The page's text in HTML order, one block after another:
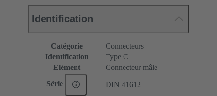
Identification
Catégorie
Connecteurs
Identification
Type C
Elément
Connecteur mâle
Série DIN 41612